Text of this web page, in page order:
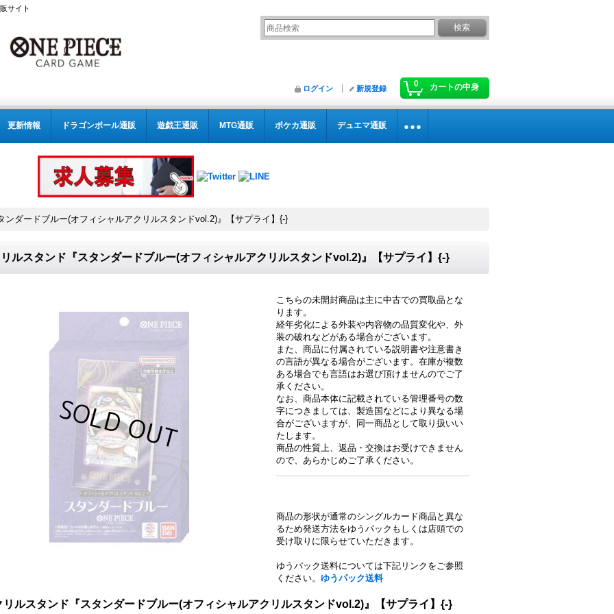
サイト
0 カートの中身
ログイン 新規登録
更新情報 ドラゴンボール通販 遊戯王通販 MTG通販 ポケカ通販 デュエマ通販
ンダードブルー(オフィシャルアクリルスタンドvol.2)』【サプライ】{-}
ルスタンド『スタンダードブルー(オフィシャルアクリルスタンドvol.2)』【サプライ】{-}
こちらの未開封商品は主に中古での買取品とな
ります。
経年劣化による外装や内容物の品質変化や、外
装の破れなどがある場合がございます。
また、商品に付属されている説明書や注意書き
の言語が異なる場合がございます。在庫が複数
ある場合でも言語はお選び頂けませんのでご了
承ください。
なお、商品本体に記載されている管理番号の数
字につきましては、製造国などにより異なる場
合がございますが、同一商品として取り扱いい
たします。
商品の性質上、返品・交換はお受けできません
ので、あらかじめご了承ください。
商品の形状が通常のシングルカード商品と異な
るため発送方法をゆうパックもしくは店頭での
受け取りに限らせていただきます。
ゆうパック送料については下記リンクをご参照
ください。 ゆうパック送料
リルスタンド『スタンダードブルー(オフィシャルアクリルスタンドvol.2)』【サプライ】{-}